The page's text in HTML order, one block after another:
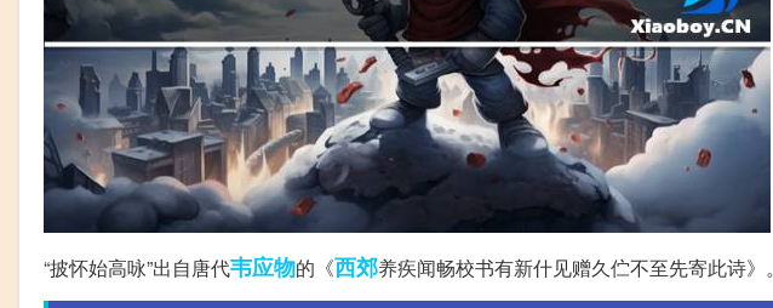
“披怀始高咏”出自唐代韦应物的《西郊养疾闻畅校书有新什见赠久伫不至先寄此诗》。